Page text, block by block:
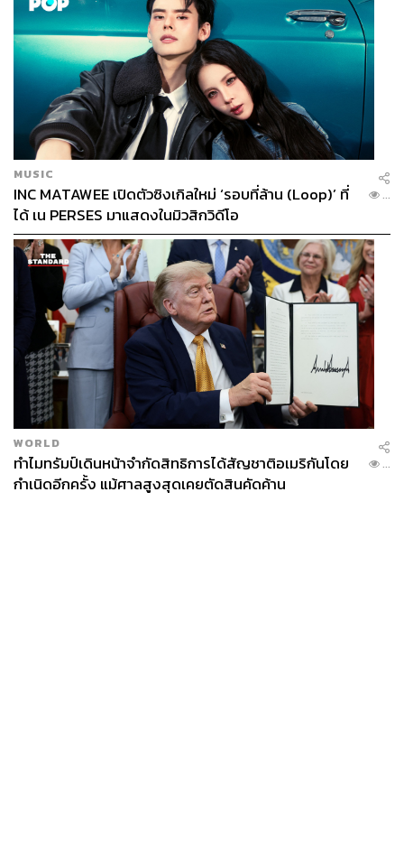
MUSIC
INC MATAWEE เปิดตัวซิงเกิลใหม่ ‘รอบที่ล้าน (Loop)’ ที่
ได้ เน PERSES มาแสดงในมิวสิกวิดีโอ
...
WORLD
ทำไมทรัมป์เดินหน้าจำกัดสิทธิการได้สัญชาติอเมริกันโดย
กำเนิดอีกครั้ง แม้ศาลสูงสุดเคยตัดสินคัดค้าน
...